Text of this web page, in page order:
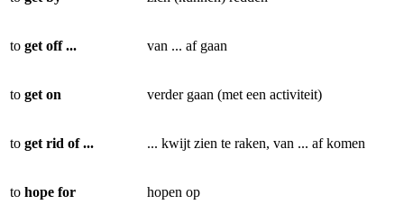
to get off ... van ... af gaan
to get on verder gaan (met een activiteit)
to get rid of ... ... kwijt zien te raken, van ... af komen
to hope for hopen op